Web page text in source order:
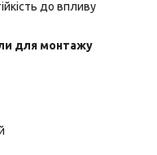
до впливу
для монтажу